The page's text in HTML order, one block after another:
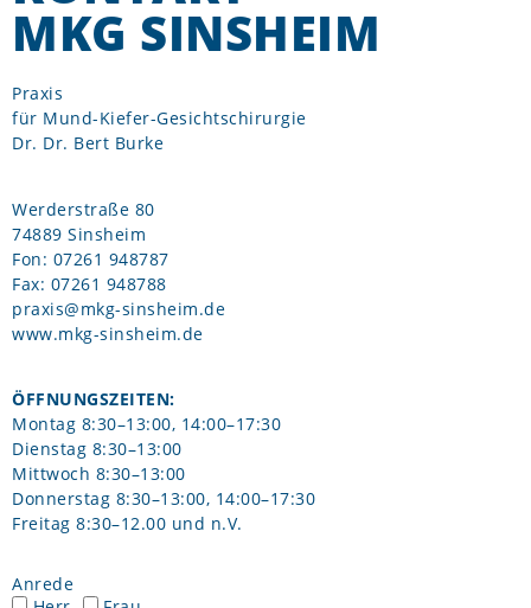
MKG SINSHEIM
Praxis
für Mund-Kiefer-Gesichtschirurgie
Dr. Dr. Bert Burke
Werderstraße 80
74889 Sinsheim
Fon: 07261 948787
Fax: 07261 948788
praxis@mkg-sinsheim.de
www.mkg-sinsheim.de
ÖFFNUNGSZEITEN:
Montag 8:30–13:00, 14:00–17:30
Dienstag 8:30–13:00
Mittwoch 8:30–13:00
Donnerstag 8:30–13:00, 14:00–17:30
Freitag 8:30–12.00 und n.V.
Anrede